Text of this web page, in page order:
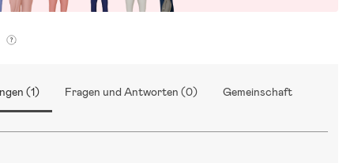
(1) Fragen und Antworten (0) Gemeinschaft